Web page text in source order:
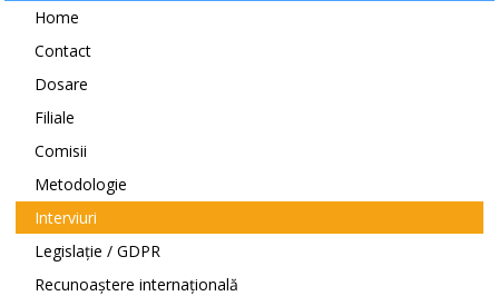
Home
Contact
Dosare
Filiale
Comisii
Metodologie
Interviuri
Legislație / GDPR
Recunoaștere internațională